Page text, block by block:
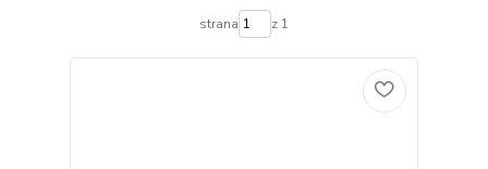
strana z 1